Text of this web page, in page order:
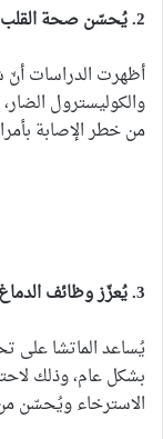
2. يُحسّن صحة القلب:
أظهرت الدراسات
والكوليسترول
من خطر الإصابة
3. يُعزّز وظائف الدماغ:
يُساعد الماتشا على
الاسترخاء ويُحسّن